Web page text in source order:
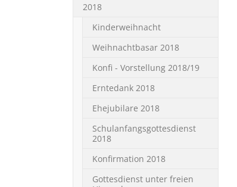
2018
Kinderweihnacht
Weihnachtbasar 2018
Konfi - Vorstellung 2018/19
Erntedank 2018
Ehejubilare 2018
Schulanfangsgottesdienst
2018
Konfirmation 2018
Gottesdienst unter freien